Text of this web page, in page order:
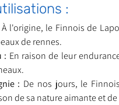
:
À l'origine, le Finnois de
de rennes.
: En raison de leur
: De nos jours, le
de sa nature aimante et